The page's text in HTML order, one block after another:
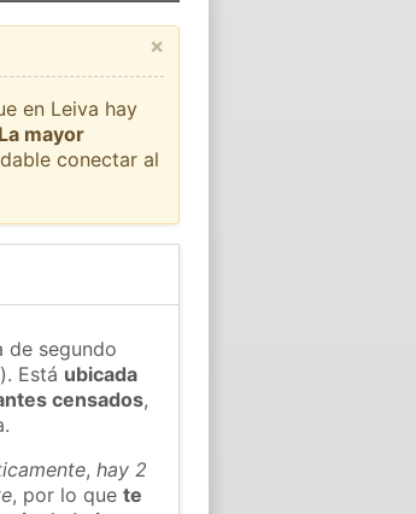
×
en Leiva hay
La mayor
conectar al
de segundo
Está ubicada
censados,
,hay 2
, por lo quete